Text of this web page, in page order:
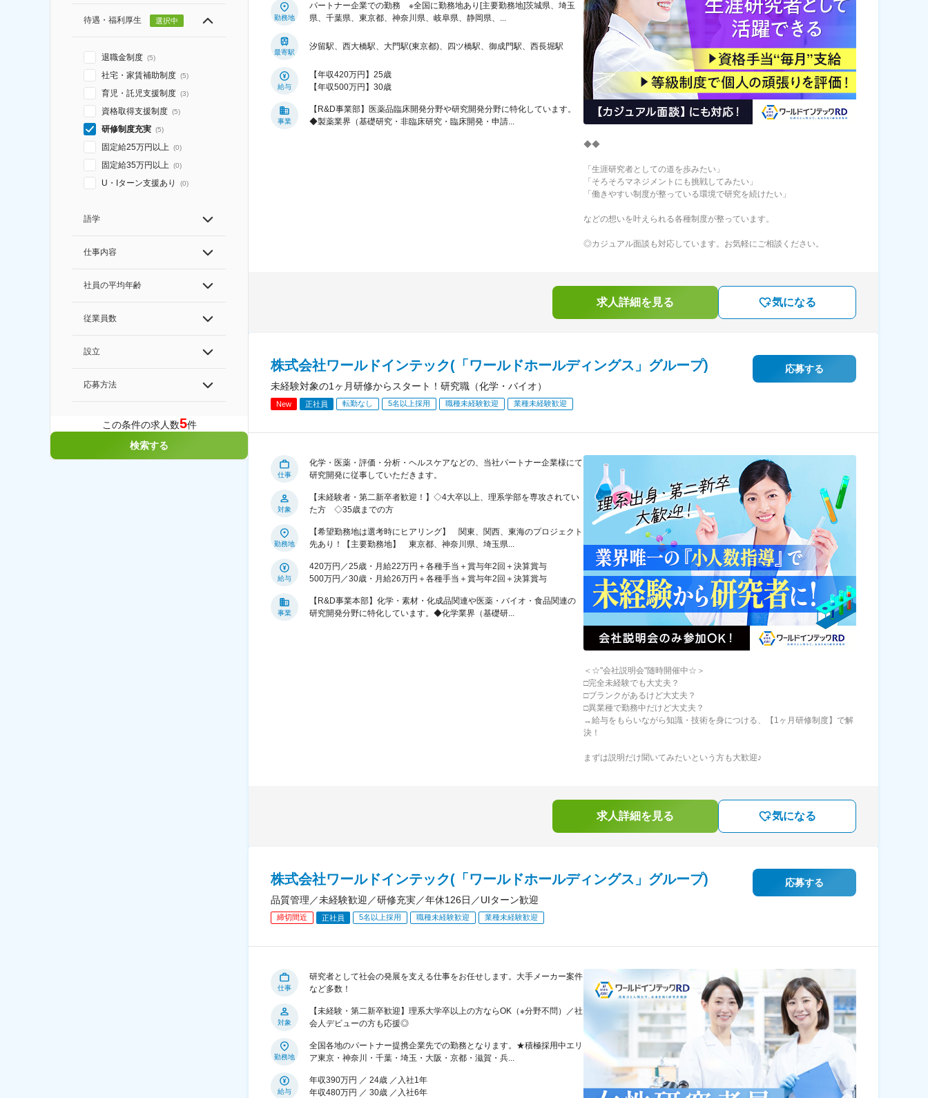
待遇・福利厚生 選択中
退職金制度 (5)
社宅・家賃補助制度 (5)
育児・託児支援制度 (3)
資格取得支援制度 (5)
研修制度充実 (5)
固定給25万円以上 (0)
固定給35万円以上 (0)
U・Iターン支援あり (0)
語学
仕事内容
社員の平均年齢
従業員数
設立
応募方法
この条件の求人数5件
検索する
勤務地
パートナー企業での勤務 ※全国に勤務地あり[主要勤務地]茨城県、埼玉
県、千葉県、東京都、神奈川県、岐阜県、静岡県、...
最寄駅
汐留駅、西大橋駅、大門駅(東京都)、四ツ橋駅、御成門駅、西長堀駅
給与
【年収420万円】25歳
【年収500万円】30歳
事業
【R&D事業部】医薬品臨床開発分野や研究開発分野に特化しています。
◆製薬業界（基礎研究・非臨床研究・臨床開発・申請...
◆◆
「生涯研究者としての道を歩みたい」
「そろそろマネジメントにも挑戦してみたい」
「働きやすい制度が整っている環境で研究を続けたい」
などの想いを叶えられる各種制度が整っています。
◎カジュアル面談も対応しています。お気軽にご相談ください。
求人詳細を見る 気になる
株式会社ワールドインテック(「ワールドホールディングス」グループ)
未経験対象の1ヶ月研修からスタート！研究職（化学・バイオ）
New 正社員 転勤なし 5名以上採用 職種未経験歓迎 業種未経験歓迎
応募する
仕事
化学・医薬・評価・分析・ヘルスケアなどの、当社パートナー企業様にて
研究開発に従事していただきます。
対象
【未経験者・第二新卒者歓迎！】◇4大卒以上、理系学部を専攻されてい
た方 ◇35歳までの方
勤務地
【希望勤務地は選考時にヒアリング】 関東、関西、東海のプロジェクト
先あり！【主要勤務地】 東京都、神奈川県、埼玉県...
給与
420万円／25歳・月給22万円＋各種手当＋賞与年2回＋決算賞与
500万円／30歳・月給26万円＋各種手当＋賞与年2回＋決算賞与
事業
【R&D事業本部】化学・素材・化成品関連や医薬・バイオ・食品関連の
研究開発分野に特化しています。◆化学業界（基礎研...
＜☆"会社説明会"随時開催中☆＞
□完全未経験でも大丈夫？
□ブランクがあるけど大丈夫？
□異業種で勤務中だけど大丈夫？
→給与をもらいながら知識・技術を身につける、【1ヶ月研修制度】で解
決！
まずは説明だけ聞いてみたいという方も大歓迎♪
求人詳細を見る 気になる
株式会社ワールドインテック(「ワールドホールディングス」グループ)
品質管理／未経験歓迎／研修充実／年休126日／UIターン歓迎
締切間近 正社員 5名以上採用 職種未経験歓迎 業種未経験歓迎
応募する
仕事
研究者として社会の発展を支える仕事をお任せします。大手メーカー案件
など多数！
対象
【未経験・第二新卒歓迎】理系大学卒以上の方ならOK（※分野不問）／社
会人デビューの方も応援◎
勤務地
全国各地のパートナー提携企業先での勤務となります。★積極採用中エリ
ア東京・神奈川・千葉・埼玉・大阪・京都・滋賀・兵...
給与
年収390万円 ／ 24歳 ／入社1年
年収480万円 ／ 30歳 ／入社6年